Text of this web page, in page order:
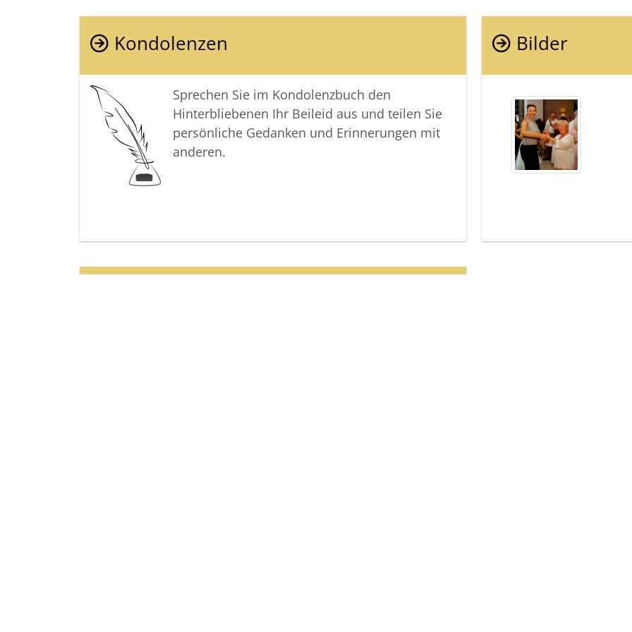
Kondolenzen
Sprechen Sie im Kondolenzbuch den
Hinterbliebenen Ihr Beileid aus und teilen Sie
persönliche Gedanken und Erinnerungen mit
anderen.
Bilder